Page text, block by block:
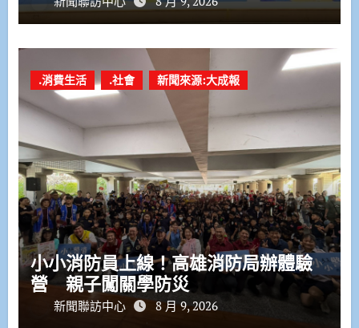
.消費生活 .社會 新聞來源:大成報
小小消防員上線！高雄消防局辦體驗
營 親子闖關學防災
新聞聯訪中心 8 月 9, 2026